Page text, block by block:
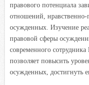
правового потенциала
отношений, нравственно-
осужденных. Изучение
правовой сферы
современного
позволяет повысить
осужденных, достигнуть